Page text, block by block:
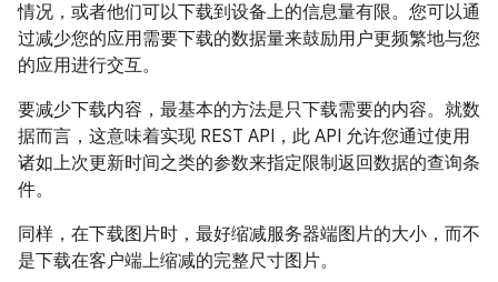
情况，或者他们可以下载到设备上的信息量有限。您可以通
过减少您的应用需要下载的数据量来鼓励用户更频繁地与您
的应用进行交互。
要减少下载内容，最基本的方法是只下载需要的内容。就数
据而言，这意味着实现 REST API，此 API 允许您通过使用
诸如上次更新时间之类的参数来指定限制返回数据的查询条
件。
同样，在下载图片时，最好缩减服务器端图片的大小，而不
是下载在客户端上缩减的完整尺寸图片。